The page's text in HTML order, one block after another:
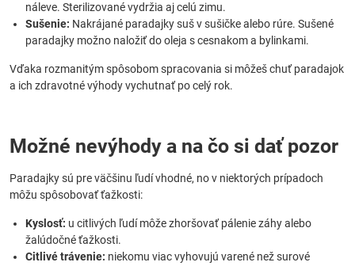
náleve. Sterilizované vydržia aj celú zimu.
Sušenie: Nakrájané paradajky suš v sušičke alebo rúre. Sušené
paradajky možno naložiť do oleja s cesnakom a bylinkami.
Vďaka rozmanitým spôsobom spracovania si môžeš chuť paradajok
a ich zdravotné výhody vychutnať po celý rok.
Možné nevýhody a na čo si dať pozor
Paradajky sú pre väčšinu ľudí vhodné, no v niektorých prípadoch
môžu spôsobovať ťažkosti:
Kyslosť: u citlivých ľudí môže zhoršovať pálenie záhy alebo
žalúdočné ťažkosti.
Citlivé trávenie: niekomu viac vyhovujú varené než surové